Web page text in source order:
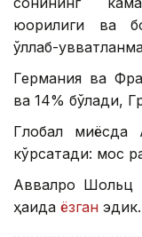
юқорилиги ва
қўллаб-
Германия ва
ва 14% бўлади,
Глобал
кўрсатади: мос
Аввалроқ Шольц
ҳақида ёзган эдик.